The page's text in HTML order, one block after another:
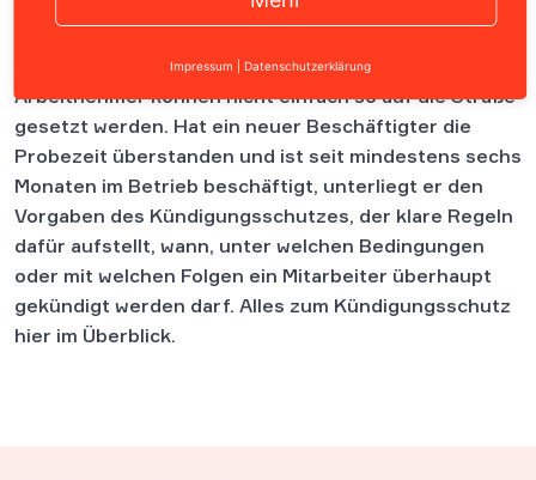
Inhalt
Arbeitnehmer können nicht einfach so auf die Straße
gesetzt werden. Hat ein neuer Beschäftigter die
Probezeit überstanden und ist seit mindestens sechs
Monaten im Betrieb beschäftigt, unterliegt er den
Vorgaben des Kündigungsschutzes, der klare Regeln
dafür aufstellt, wann, unter welchen Bedingungen
oder mit welchen Folgen ein Mitarbeiter überhaupt
gekündigt werden darf. Alles zum Kündigungsschutz
hier im Überblick.
Impressum Datenschutzerklärung